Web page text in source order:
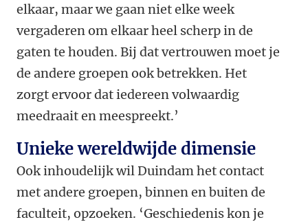
elkaar, maar we gaan niet elke week
vergaderen om elkaar heel scherp in de
gaten te houden. Bij dat vertrouwen moet je
de andere groepen ook betrekken. Het
zorgt ervoor dat iedereen volwaardig
meedraait en meespreekt.’
Unieke wereldwijde dimensie
Ook inhoudelijk wil Duindam het contact
met andere groepen, binnen en buiten de
faculteit, opzoeken. ‘Geschiedenis kon je